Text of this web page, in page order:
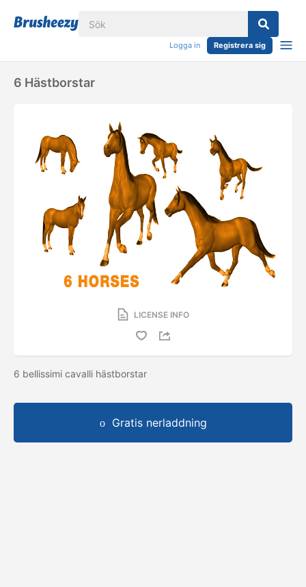
Logga in Registrera sig
6 Hästborstar
LICENSE INFO
6 bellissimi cavalli hästborstar
Gratis nerladdning